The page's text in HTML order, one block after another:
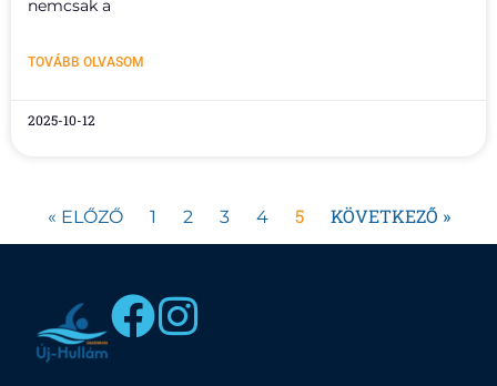
nemcsak a
TOVÁBB OLVASOM
2025-10-12
« ELŐZŐ 1 2 3 4 5 KÖVETKEZŐ »